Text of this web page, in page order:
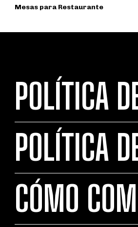
Mesas para Restaurante
POLÍTICA
POLÍTICA
CÓMO